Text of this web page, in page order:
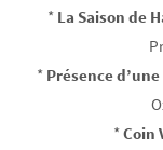
* La Saison de
* Présence
*Coin